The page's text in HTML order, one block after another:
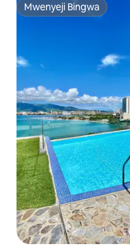
Mwenyeji Bingwa
Mwenyeji Bingwa